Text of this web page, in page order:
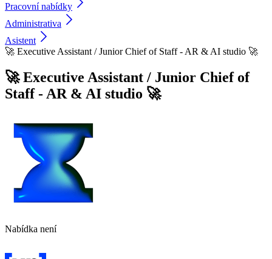
Pracovní nabídky
Administrativa
Asistent
🚀 Executive Assistant / Junior Chief of Staff - AR & AI studio 🚀
🚀 Executive Assistant / Junior Chief of
Staff - AR & AI studio 🚀
Nabídka není